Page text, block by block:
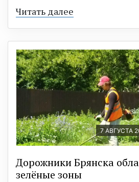
Читать далее
7 АВГУСТА
Дорожники Брянска
зелёные зоны